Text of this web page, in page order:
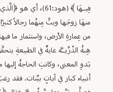
فِيــهَا ﴾ (هود:61)،
من عِمارةِ الأرض، واستثمار ما
هِبةُ الذّرِّيــَّة غايةٌ في الطبيعةِ
بَدوِ المعنى، وكانتِ الحاجةُ